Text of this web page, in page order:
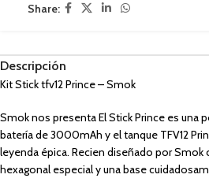
Share:
Descripción
Kit Stick tfv12 Prince – Smok
Smok nos presenta El Stick Prince es una
batería de 3000mAh y el tanque TFV12
leyenda épica. Recien diseñado por
hexagonal especial y una base